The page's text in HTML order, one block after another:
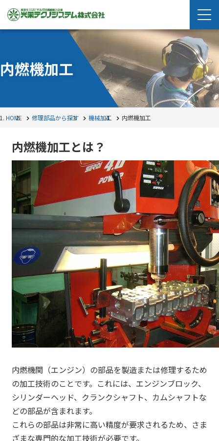
内燃機加工
HOME 修理部品から探す 機械加工 内燃機加工
内燃機加工とは？
内燃機関（エンジン）の部品を製造または修理するため
の加工技術のことです。これには、エンジンブロック、
シリンダーヘッド、クランクシャフト、カムシャフトな
どの部品が含まれます。
これらの部品は非常に高い精度が要求されるため、さま
ざまな専門的な加工技術が必要です。